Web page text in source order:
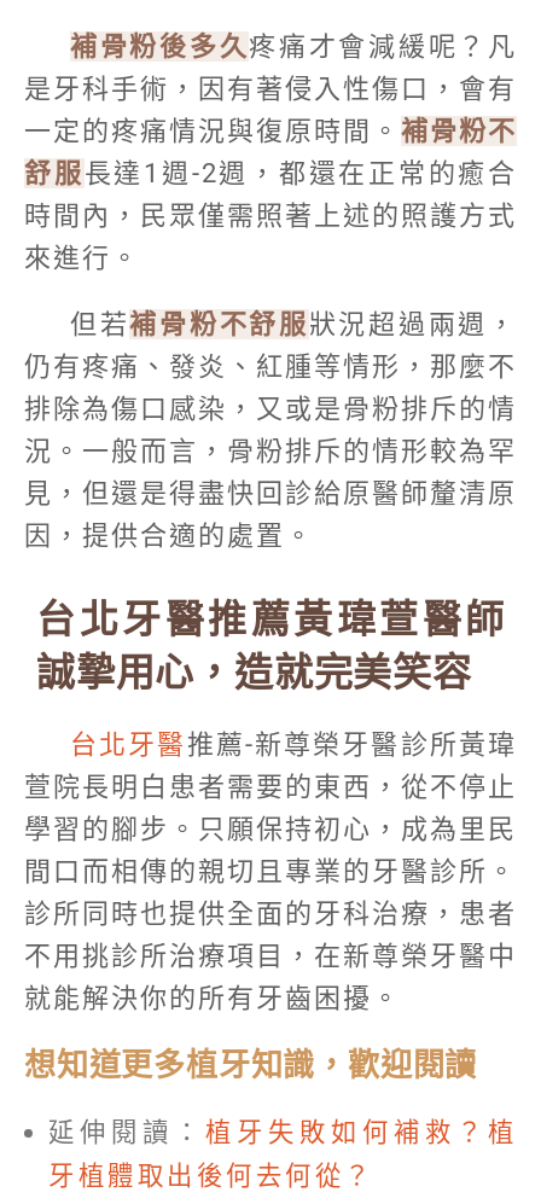
補骨粉後多久疼痛才會減緩呢？凡
是牙科手術，因有著侵入性傷口，會有
一定的疼痛情況與復原時間。 補骨粉不
舒服長達1週-2週，都還在正常的癒合
時間內，民眾僅需照著上述的照護方式
來進行。
但若補骨粉不舒服狀況超過兩週，
仍有疼痛、發炎、紅腫等情形，那麼不
排除為傷口感染，又或是骨粉排斥的情
況。一般而言，骨粉排斥的情形較為罕
見，但還是得盡快回診給原醫師釐清原
因，提供合適的處置。
台北牙醫推薦黃瑋萱醫師
誠摯用心，造就完美笑容
台北牙醫 推薦-新尊榮牙醫診所黃瑋
萱院長明白患者需要的東西，從不停止
學習的腳步。只願保持初心，成為里民
間口而相傳的親切且專業的牙醫診所。
診所同時也提供全面的牙科治療，患者
不用挑診所治療項目，在新尊榮牙醫中
就能解決你的所有牙齒困擾。
想知道更多植牙知識，歡迎閱讀
延伸閱讀： 植牙失敗如何補救？植
牙植體取出後何去何從？